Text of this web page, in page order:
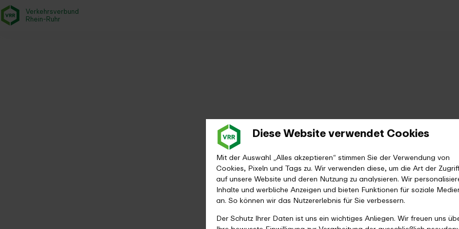
Diese Website verwendet Cookies
Mit der Auswahl „Alles akzeptieren“ stimmen Sie der Verwendung von
Cookies, Pixeln und Tags zu. Wir verwenden diese, um die Art der
auf unsere Website und deren Nutzung zu analysieren. Wir
Inhalte und werbliche Anzeigen und bieten Funktionen für soziale
an. So können wir das Nutzererlebnis für Sie verbessern.
Der Schutz Ihrer Daten ist uns ein wichtiges Anliegen. Wir freuen uns
Verkehrsverbund
Rhein-Ruhr